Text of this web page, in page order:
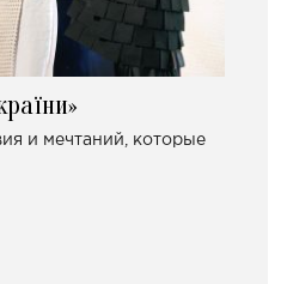
и мечтаний, которые